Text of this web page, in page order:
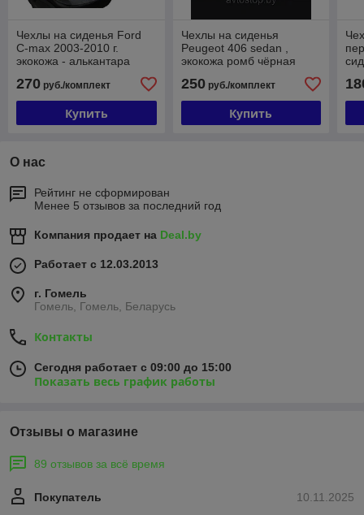
Чехлы на сиденья Ford
C-max 2003-2010 г.
экокожа - алькантара
270 руб./комплект
Купить
Чехлы на сиденья
Peugeot 406 sedan ,
экокожа ромб чёрная
250руб./комплект
Купить
О нас
Рейтинг не сформирован
Менее 5 отзывов за последний год
Компания продает на Deal.by
Работает с 12.03.2013
г. Гомель
Гомель, Гомель, Беларусь
Контакты
Сегодня работает с 09:00 до 15:00
Показать весь график работы
Отзывы о магазине
89 отзывов за всё время
10.11.2025
Покупатель